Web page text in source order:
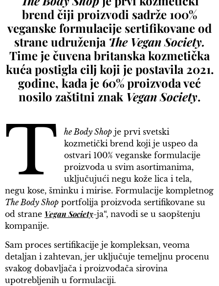
brend čiji proizvodi sadrže 100%
veganske formulacije sertifikovane od
strane udruženja The Vegan Society.
Time je čuvena britanska kozmetička
kuća postigla cilj koji je postavila 2021.
godine, kada je 60% proizvoda već
nosilo zaštitni znak Vegan Society.
T he Body Shop je prvi svetski
kozmetički brend koji je uspeo da
ostvari 100% veganske formulacije
proizvoda u svim asortimanima,
uključujući negu kože lica i tela,
negu kose, šminku i mirise. Formulacije kompletnog
The Body Shop portfolija proizvoda sertifikovane su
od strane Vegan Society-ja“, navodi se u saopštenju
kompanije.
Sam proces sertifikacije je kompleksan, veoma
detaljan i zahtevan, jer uključuje temeljnu procenu
svakog dobavljača i proizvođača sirovina
upotrebljenih u formulaciji.